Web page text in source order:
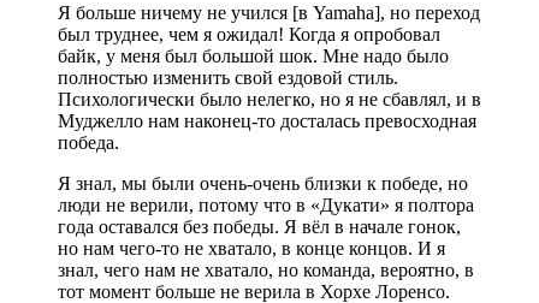
Я больше ничему не учился [в Yamaha], но переход
был труднее, чем я ожидал! Когда я опробовал
байк, у меня был большой шок. Мне надо было
полностью изменить свой ездовой стиль.
Психологически было нелегко, но я не сбавлял, и в
Муджелло нам наконец-то досталась превосходная
победа.
Я знал, мы были очень-очень близки к победе, но
люди не верили, потому что в «Дукати» я полтора
года оставался без победы. Я вёл в начале гонок,
но нам чего-то не хватало, в конце концов. И я
знал, чего нам не хватало, но команда, вероятно, в
тот момент больше не верила в Хорхе Лоренсо.